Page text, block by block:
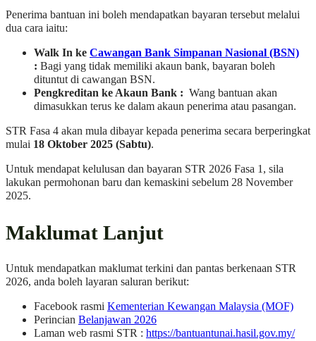
Penerima bantuan ini boleh mendapatkan bayaran tersebut melalui
dua cara iaitu:
Walk In ke Cawangan Bank Simpanan Nasional (BSN)
: Bagi yang tidak memiliki akaun bank, bayaran boleh
dituntut di cawangan BSN.
Pengkreditan ke Akaun Bank : Wang bantuan akan
dimasukkan terus ke dalam akaun penerima atau pasangan.
STR Fasa 4 akan mula dibayar kepada penerima secara berperingkat
mulai 18 Oktober 2025 (Sabtu).
Untuk mendapat kelulusan dan bayaran STR 2026 Fasa 1, sila
lakukan permohonan baru dan kemaskini sebelum 28 November
2025.
Maklumat Lanjut
Untuk mendapatkan maklumat terkini dan pantas berkenaan STR
2026, anda boleh layaran saluran berikut:
Facebook rasmi Kementerian Kewangan Malaysia (MOF)
Perincian Belanjawan 2026
Laman web rasmi STR : https://bantuantunai.hasil.gov.my/